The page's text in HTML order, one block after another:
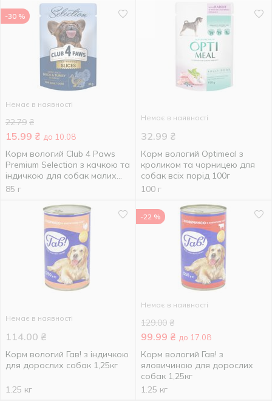
-30 %
Немає в наявності
22.79 ₴
15.99 ₴ до 10.08
Корм вологий Club 4 Paws
Premium Selection з качкою та
індичкою для собак малих
порід 85г
85 г
Немає в наявності
32.99 ₴
Корм вологий Optimeal з
кроликом та чорницею для
собак всіх порід 100г
100 г
Немає в наявності
114.00 ₴
Корм вологий Гав! з індичкою
для дорослих собак 1,25кг
1.25 кг
-22 %
Немає в наявності
129.00 ₴
99.99 ₴ до 17.08
Корм вологий Гав! з
яловичиною для дорослих
собак 1,25кг
1.25 кг